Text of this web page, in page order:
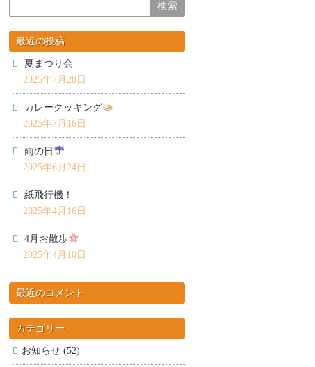
最近の投稿
夏まつり会
2025年7月28日
カレークッキング
2025年7月16日
雨の日
2025年6月24日
紙飛行機！
2025年4月16日
4月お散歩
2025年4月10日
最近のコメント
カテゴリー
お知らせ(52)